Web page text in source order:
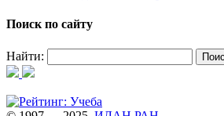
Поиск по сайту
Найти: